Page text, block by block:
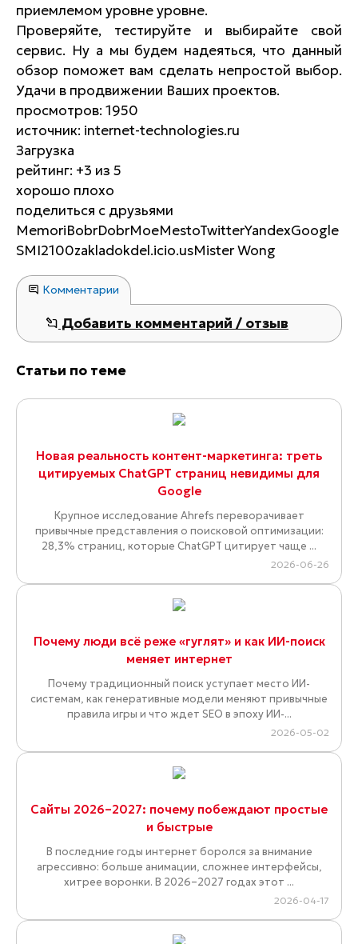
приемлемом уровне уровне.
Проверяйте, тестируйте и выбирайте свой
сервис. Ну а мы будем надеяться, что данный
обзор поможет вам сделать непростой выбор.
Удачи в продвижении Ваших проектов.
просмотров: 1950
источник: internet-technologies.ru
Загрузка
рейтинг: +3 из 5
хорошо плохо
поделиться с друзьями
MemoriBobrDobrMoeMestoTwitterYandexGoogle
SMI2100zakladokdel.icio.usMister Wong
Комментарии
Добавить комментарий / отзыв
Статьи по теме
Новая реальность контент-маркетинга: треть
цитируемых ChatGPT страниц невидимы для
Google
Крупное исследование Ahrefs переворачивает
привычные представления о поисковой оптимизации:
28,3% страниц, которые ChatGPT цитирует чаще ...
2026-06-26
Почему люди всё реже «гуглят» и как ИИ-поиск
меняет интернет
Почему традиционный поиск уступает место ИИ-
системам, как генеративные модели меняют привычные
правила игры и что ждет SEO в эпоху ИИ-...
2026-05-02
Сайты 2026–2027: почему побеждают простые
и быстрые
В последние годы интернет боролся за внимание
агрессивно: больше анимации, сложнее интерфейсы,
хитрее воронки. В 2026–2027 годах этот ...
2026-04-17